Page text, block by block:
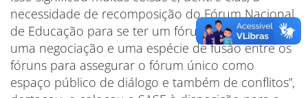
necessidade de recomposição do Fórum Nacional
de Educação para se ter um fórum único. Houve
uma negociação e uma espécie de fusão entre os
fóruns para assegurar o fórum único como
espaço público de diálogo e também de conflitos”,